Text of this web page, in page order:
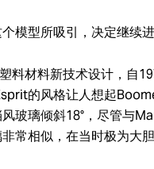
模型所吸引，决定继续进
料材料新技术设计，自
的风格让人想起
玻璃倾斜18°，尽管与
常相似，在当时极为大胆